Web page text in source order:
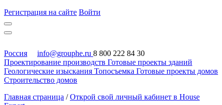
Регистрация на сайте Войти
Россия info@grouphe.ru 8 800 222 84 30
Проектирование производств Готовые проекты зданий
Геологические изыскания Топосъемка Готовые проекты домов
Строительство домов
Главная страница / Открой свой личный кабинет в House